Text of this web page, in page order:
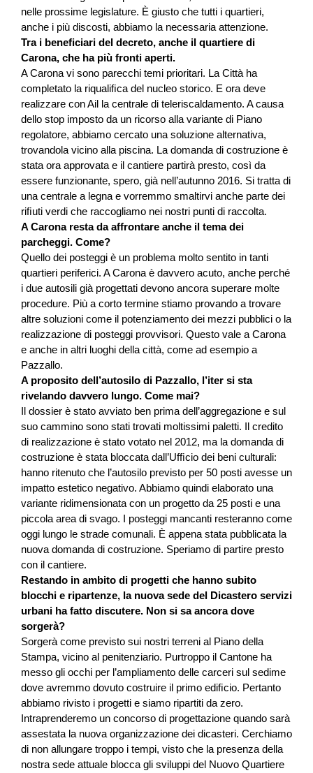
nelle prossime legislature. È giusto che tutti i quartieri,
anche i più discosti, abbiamo la necessaria attenzione.
Tra i beneﬁciari del decreto, anche il quartiere di
Carona, che ha più fronti aperti.
A Carona vi sono parecchi temi prioritari. La Città ha
completato la riqualiﬁca del nucleo storico. E ora deve
realizzare con Ail la centrale di teleriscaldamento. A causa
dello stop imposto da un ricorso alla variante di Piano
regolatore, abbiamo cercato una soluzione alternativa,
trovandola vicino alla piscina. La domanda di costruzione è
stata ora approvata e il cantiere partirà presto, così da
essere funzionante, spero, già nell’autunno 2016. Si tratta di
una centrale a legna e vorremmo smaltirvi anche parte dei
riﬁuti verdi che raccogliamo nei nostri punti di raccolta.
A Carona resta da affrontare anche il tema dei
parcheggi. Come?
Quello dei posteggi è un problema molto sentito in tanti
quartieri periferici. A Carona è davvero acuto, anche perché
i due autosili già progettati devono ancora superare molte
procedure. Più a corto termine stiamo provando a trovare
altre soluzioni come il potenziamento dei mezzi pubblici o la
realizzazione di posteggi provvisori. Questo vale a Carona
e anche in altri luoghi della città, come ad esempio a
Pazzallo.
A proposito dell’autosilo di Pazzallo, l’iter si sta
rivelando davvero lungo. Come mai?
Il dossier è stato avviato ben prima dell’aggregazione e sul
suo cammino sono stati trovati moltissimi paletti. Il credito
di realizzazione è stato votato nel 2012, ma la domanda di
costruzione è stata bloccata dall’Ufﬁcio dei beni culturali:
hanno ritenuto che l’autosilo previsto per 50 posti avesse un
impatto estetico negativo. Abbiamo quindi elaborato una
variante ridimensionata con un progetto da 25 posti e una
piccola area di svago. I posteggi mancanti resteranno come
oggi lungo le strade comunali. È appena stata pubblicata la
nuova domanda di costruzione. Speriamo di partire presto
con il cantiere.
Restando in ambito di progetti che hanno subito
blocchi e ripartenze, la nuova sede del Dicastero servizi
urbani ha fatto discutere. Non si sa ancora dove
sorgerà?
Sorgerà come previsto sui nostri terreni al Piano della
Stampa, vicino al penitenziario. Purtroppo il Cantone ha
messo gli occhi per l’ampliamento delle carceri sul sedime
dove avremmo dovuto costruire il primo ediﬁcio. Pertanto
abbiamo rivisto i progetti e siamo ripartiti da zero.
Intraprenderemo un concorso di progettazione quando sarà
assestata la nuova organizzazione dei dicasteri. Cerchiamo
di non allungare troppo i tempi, visto che la presenza della
nostra sede attuale blocca gli sviluppi del Nuovo Quartiere